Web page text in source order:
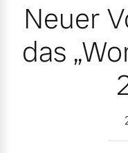
Neuer
das